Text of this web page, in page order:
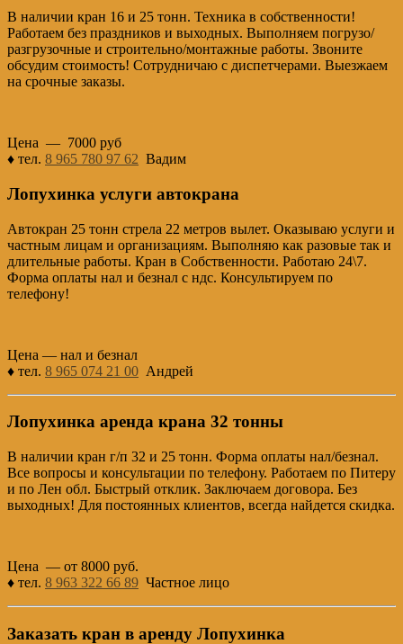
В наличии кран 16 и 25 тонн. Техника в собственности!
Работаем без праздников и выходных. Выполняем погрузо/
разгрузочные и строительно/монтажные работы. Звоните
обсудим стоимость! Сотрудничаю с диспетчерами. Выезжаем
на срочные заказы.
Цена — 7000 руб
♦ тел. 8 965 780 97 62 Вадим
Лопухинка услуги автокрана
Автокран 25 тонн стрела 22 метров вылет. Оказываю услуги и
частным лицам и организациям. Выполняю как разовые так и
длительные работы. Кран в Собственности. Работаю 24\7.
Форма оплаты нал и безнал с ндс. Консультируем по
телефону!
Цена — нал и безнал
♦ тел. 8 965 074 21 00 Андрей
Лопухинка аренда крана 32 тонны
В наличии кран г/п 32 и 25 тонн. Форма оплаты нал/безнал.
Все вопросы и консультации по телефону. Работаем по Питеру
и по Лен обл. Быстрый отклик. Заключаем договора. Без
выходных! Для постоянных клиентов, всегда найдется скидка.
Цена — от 8000 руб.
♦ тел. 8 963 322 66 89 Частное лицо
Заказать кран в аренду Лопухинка